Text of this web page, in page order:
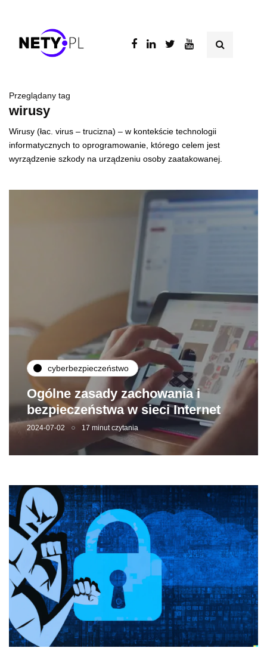
Przeglądany tag
wirusy
Wirusy (łac. virus – trucizna) – w kontekście technologii
informatycznych to oprogramowanie, którego celem jest
wyrządzenie szkody na urządzeniu osoby zaatakowanej.
cyberbezpieczeństwo
Ogólne zasady zachowania i
bezpieczeństwa w sieci Internet
2024-07-02 17 minut czytania